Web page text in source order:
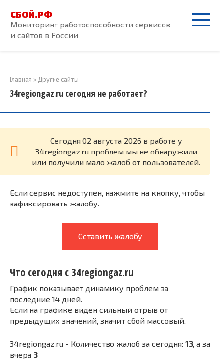
контенту
СБОЙ.РФ
Мониторинг работоспособности сервисов
и сайтов в России
Главная » Другие сайты
34regiongaz.ru сегодня не работает?
Cегодня 02 августа 2026 в работе у
34regiongaz.ru проблем мы не обнаружили
или получили мало жалоб от пользователей.
Если сервис недоступен, нажмите на кнопку, чтобы
зафиксировать жалобу.
Оставить жалобу
Что сегодня с 34regiongaz.ru
График показывает динамику проблем за
последние 14 дней.
Если на графике виден сильный отрыв от
предыдущих значений, значит сбой массовый.
34regiongaz.ru - Количество жалоб за сегодня: 13 , а за
вчера 3